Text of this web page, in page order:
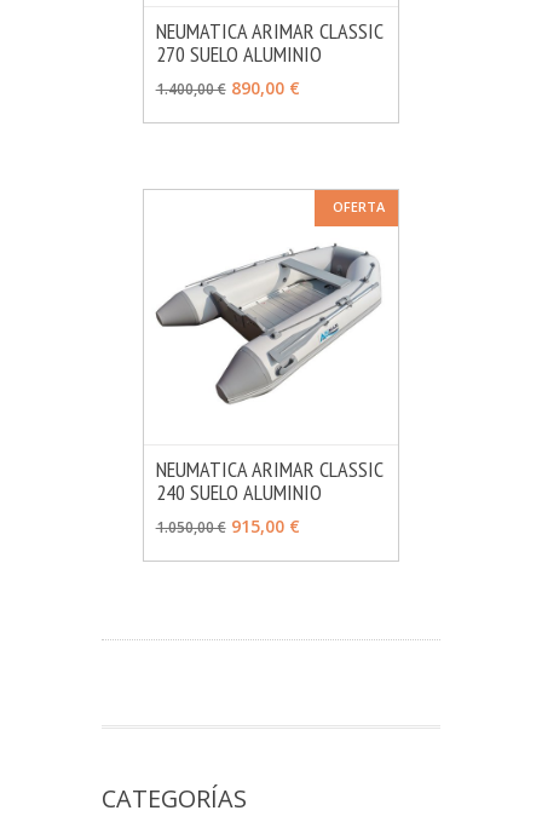
VER OPCIONES
NEUMATICA ARIMAR CLASSIC
270 SUELO ALUMINIO
1.400,00 € 890,00 €
OFERTA
VER OPCIONES
NEUMATICA ARIMAR CLASSIC
240 SUELO ALUMINIO
1.050,00 € 915,00 €
CATEGORÍAS